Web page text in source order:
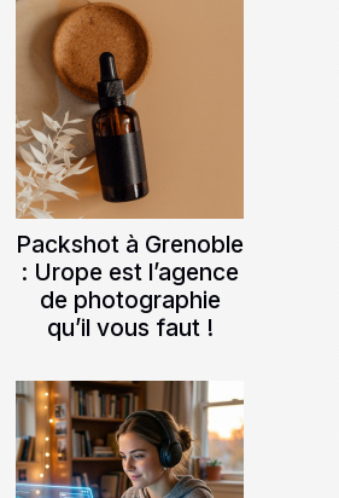
Packshot à Grenoble
: Urope est l’agence
de photographie
qu’il vous faut !